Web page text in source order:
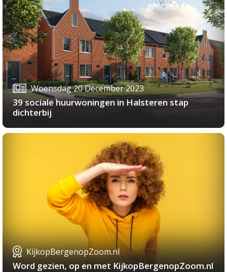
Woensdag 20 December 2023
39 sociale huurwoningen in Halsteren stap
dichterbij
KijkopBergenopZoom.nl
Word gezien, op en met KijkopBergenopZoom.nl